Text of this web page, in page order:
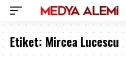
Etiket: Mircea Lucescu